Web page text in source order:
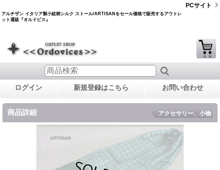
アルチザン イタリア製小紋柄シルク ストール/ARTISANをセール価格で販売するアウトレ
ット通販『オルドビス』
PCサイト
ログイン 新規登録はこちら お問い合わせ
商品詳細 アクセサリー、小物